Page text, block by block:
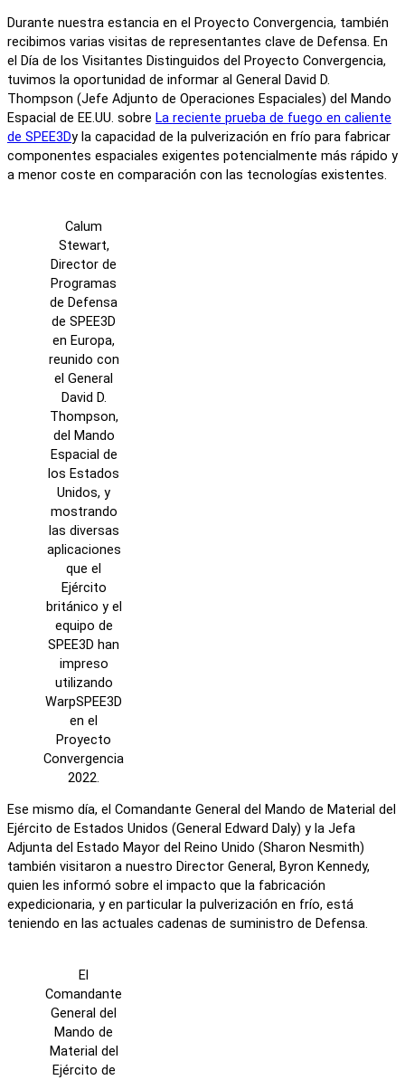
Durante nuestra estancia en el Proyecto Convergencia, también
recibimos varias visitas de representantes clave de Defensa. En
el Día de los Visitantes Distinguidos del Proyecto Convergencia,
tuvimos la oportunidad de informar al General David D.
Thompson (Jefe Adjunto de Operaciones Espaciales) del Mando
Espacial de EE.UU. sobre La reciente prueba de fuego en caliente
de SPEE3Dy la capacidad de la pulverización en frío para fabricar
componentes espaciales exigentes potencialmente más rápido y
a menor coste en comparación con las tecnologías existentes.
Calum
Stewart,
Director de
Programas
de Defensa
de SPEE3D
en Europa,
reunido con
el General
David D.
Thompson,
del Mando
Espacial de
los Estados
Unidos, y
mostrando
las diversas
aplicaciones
que el
Ejército
británico y el
equipo de
SPEE3D han
impreso
utilizando
WarpSPEE3D
en el
Proyecto
Convergencia
2022.
Ese mismo día, el Comandante General del Mando de Material del
Ejército de Estados Unidos (General Edward Daly) y la Jefa
Adjunta del Estado Mayor del Reino Unido (Sharon Nesmith)
también visitaron a nuestro Director General, Byron Kennedy,
quien les informó sobre el impacto que la fabricación
expedicionaria, y en particular la pulverización en frío, está
teniendo en las actuales cadenas de suministro de Defensa.
El
Comandante
General del
Mando de
Material del
Ejército de